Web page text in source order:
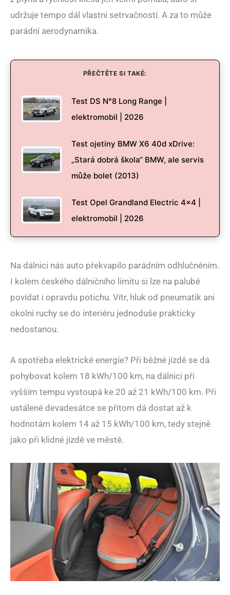
udržuje tempo dál vlastní setrvačností. A za to může
parádní aerodynamika.
PŘEČTĚTE SI TAKÉ:
Test DS N°8 Long Range |
elektromobil | 2026
Test ojetiny BMW X6 40d xDrive:
„Stará dobrá škola“ BMW, ale servis
může bolet (2013)
Test Opel Grandland Electric 4×4 |
elektromobil | 2026
Na dálnici nás auto překvapilo parádním odhlučněním.
I kolem českého dálničního limitu si lze na palubě
povídat i opravdu potichu. Vítr, hluk od pneumatik ani
okolní ruchy se do interiéru jednoduše prakticky
nedostanou.
A spotřeba elektrické energie? Při běžné jízdě se dá
pohybovat kolem 18 kWh/100 km, na dálnici při
vyšším tempu vystoupá ke 20 až 21 kWh/100 km. Při
ustálené devadesátce se přitom dá dostat až k
hodnotám kolem 14 až 15 kWh/100 km, tedy stejně
jako při klidné jízdě ve městě.